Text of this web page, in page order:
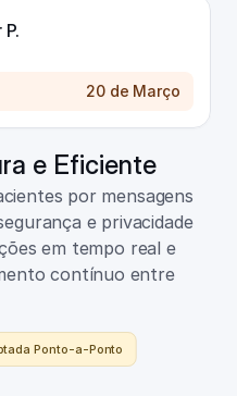
20 de Março
Ponto-a-Ponto
e Eficiente
por mensagens
e privacidade
em tempo real e
contínuo entre